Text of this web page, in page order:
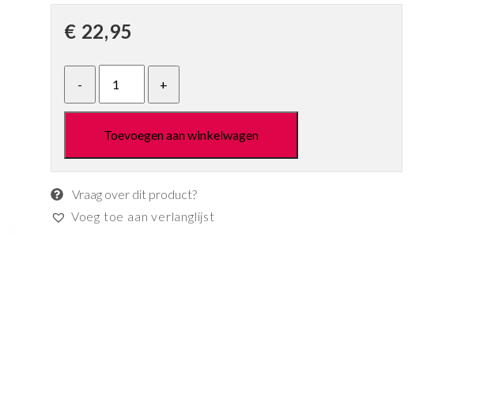
€ 22,95
Toevoegen aan winkelwagen
Vraag over dit product?
Voeg toe aan verlanglijst